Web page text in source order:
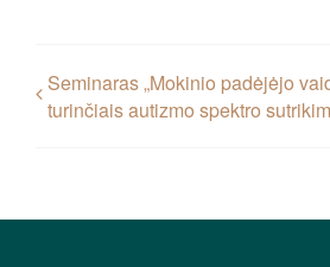
Seminaras „Mokinio padėjėjo
turinčiais autizmo spektro